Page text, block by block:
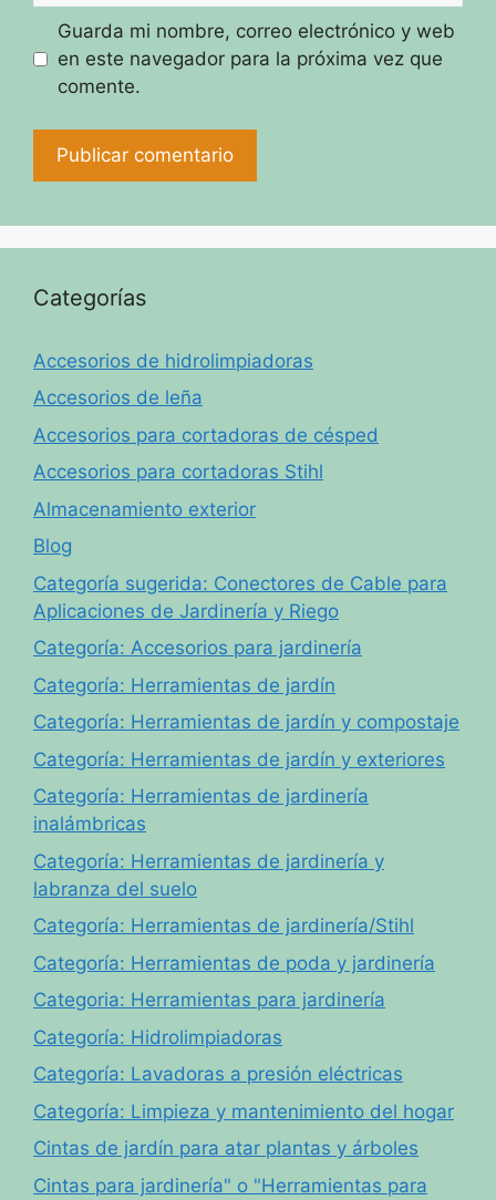
Guarda mi nombre, correo electrónico y web
en este navegador para la próxima vez que
comente.
Categorías
Accesorios de hidrolimpiadoras
Accesorios de leña
Accesorios para cortadoras de césped
Accesorios para cortadoras Stihl
Almacenamiento exterior
Blog
Categoría sugerida: Conectores de Cable para
Aplicaciones de Jardinería y Riego
Categoría: Accesorios para jardinería
Categoría: Herramientas de jardín
Categoría: Herramientas de jardín y compostaje
Categoría: Herramientas de jardín y exteriores
Categoría: Herramientas de jardinería
inalámbricas
Categoría: Herramientas de jardinería y
labranza del suelo
Categoría: Herramientas de jardinería/Stihl
Categoría: Herramientas de poda y jardinería
Categoria: Herramientas para jardinería
Categoría: Hidrolimpiadoras
Categoría: Lavadoras a presión eléctricas
Categoría: Limpieza y mantenimiento del hogar
Cintas de jardín para atar plantas y árboles
Cintas para jardinería" o "Herramientas para